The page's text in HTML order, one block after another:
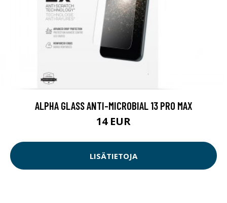
ALPHA GLASS ANTI-MICROBIAL 13 PRO MAX
14 EUR
LISÄTIETOJA